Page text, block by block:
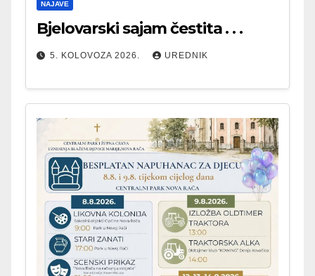
NAJAVE
Bjelovarski sajam čestita . . .
5. KOLOVOZA 2026. UREDNIK